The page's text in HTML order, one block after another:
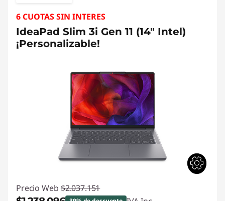
6 CUOTAS SIN INTERES
IdeaPad Slim 3i Gen 11 (14" Intel)
¡Personalizable!
Precio Web $2.037.151